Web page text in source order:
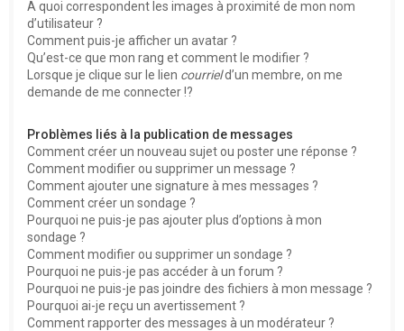
A quoi correspondent les images à proximité de mon nom
d’utilisateur ?
Comment puis-je afficher un avatar ?
Qu’est-ce que mon rang et comment le modifier ?
Lorsque je clique sur le lien courrield’un membre, on me
demande de me connecter !?
Problèmes liés à la publication de messages
Comment créer un nouveau sujet ou poster une réponse ?
Comment modifier ou supprimer un message ?
Comment ajouter une signature à mes messages ?
Comment créer un sondage ?
Pourquoi ne puis-je pas ajouter plus d’options à mon
sondage ?
Comment modifier ou supprimer un sondage ?
Pourquoi ne puis-je pas accéder à un forum ?
Pourquoi ne puis-je pas joindre des fichiers à mon message ?
Pourquoi ai-je reçu un avertissement ?
Comment rapporter des messages à un modérateur ?